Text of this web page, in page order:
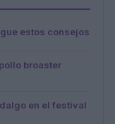
estos consejos
broaster
en el festival